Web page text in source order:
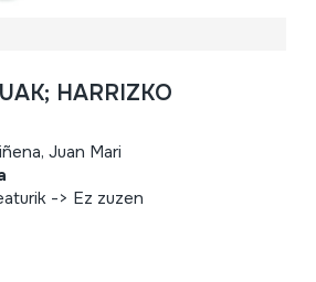
HARRIZKO
Juan Mari
-> Ez zuzen